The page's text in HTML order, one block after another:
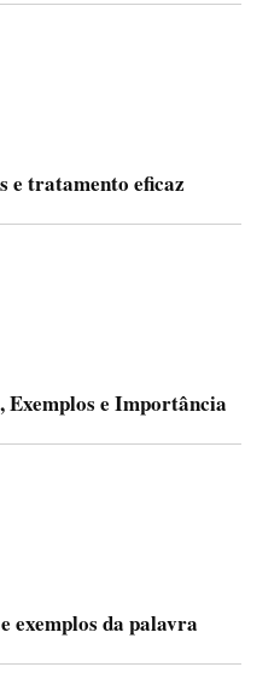
e tratamento eficaz
Exemplos e Importância
exemplos da palavra